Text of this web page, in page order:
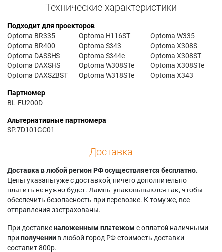
Технические характеристики
Подходит для проекторов
Optoma BR335
Optoma BR400
Optoma DASSHS
Optoma DAXSHS
Optoma DAXSZBST
Optoma H116ST
Optoma S343
Optoma S344e
Optoma W308STe
Optoma W318STe
Optoma W335
Optoma X308S
Optoma X308ST
Optoma X308STe
Optoma X343
Партномер
BL-FU200D
Альтернативные партномера
SP.7D101GC01
Доставка
Доставка в любой регион РФ осуществляется бесплатно.
Цены указаны уже с доставкой, ничего дополнительно
платить не нужно будет. Лампы упаковываются так, чтобы
обеспечить безопасность при перевозке. К тому же, все
отправления застрахованы.
При доставкеналоженным платежом с оплатой наличными
при получении в любой город РФ стоимость доставки
составит 800р.